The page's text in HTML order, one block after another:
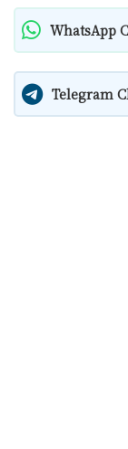
WhatsApp
Telegram